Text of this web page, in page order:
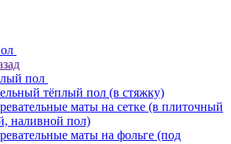
пол
тёплый пол (в стяжку)
маты на сетке (в плиточный
наливной пол)
маты на фольге (под